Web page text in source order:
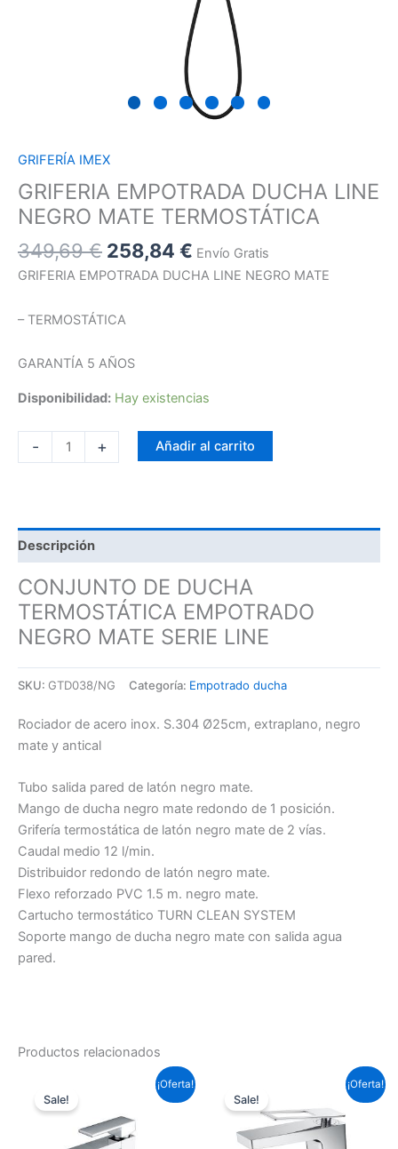
GRIFERÍA IMEX
GRIFERIA EMPOTRADA DUCHA LINE
NEGRO MATE TERMOSTÁTICA
349,69€ 258,84 € Envío Gratis
GRIFERIA EMPOTRADA DUCHA LINE NEGRO MATE
– TERMOSTÁTICA
GARANTÍA 5 AÑOS
Disponibilidad: Hay existencias
- + Añadir al carrito
Descripción
CONJUNTO DE DUCHA
TERMOSTÁTICA EMPOTRADO
NEGRO MATE SERIE LINE
SKU: GTD038/NG Categoría: Empotrado ducha
Rociador de acero inox. S.304 Ø25cm, extraplano, negro
mate y antical
Tubo salida pared de latón negro mate.
Mango de ducha negro mate redondo de 1 posición.
Grifería termostática de latón negro mate de 2 vías.
Caudal medio 12 l/min.
Distribuidor redondo de latón negro mate.
Flexo reforzado PVC 1.5 m. negro mate.
Cartucho termostático TURN CLEAN SYSTEM
Soporte mango de ducha negro mate con salida agua
pared.
Productos relacionados
¡Oferta!
Sale!
original
era:
87,12 €.
precio
es:
64,49 €.
¡Oferta!
Sale!
original
era:
99,22 €.
precio
es:
73,45 €.